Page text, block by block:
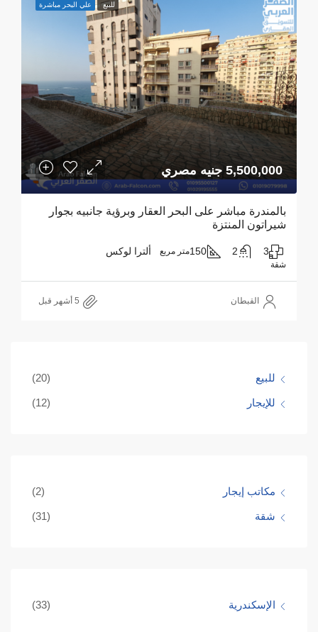
للبيع علي البحر مباشرة
5,500,000 جنيه مصري
بالمندرة مباشر على البحر العقار وبرؤية جانبيه بجوار
شيراتون المنتزة
3
2
150متر مربع ألترا لوكس
شقة
القبطان
للبيع (20)
للإيجار (12)
مكاتب إيجار (2)
شقة (31)
الإسكندرية (33)